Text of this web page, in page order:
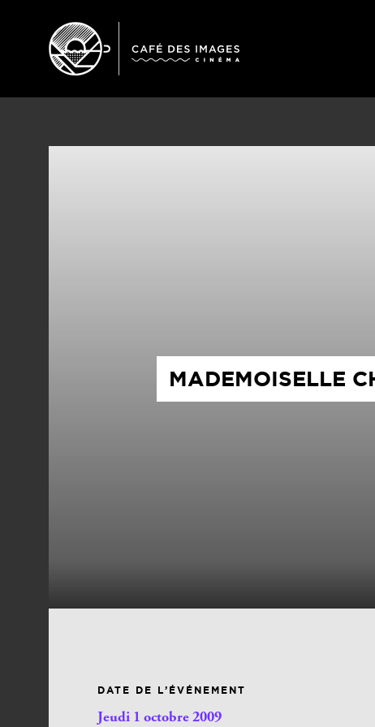
MADEMOISELLE
DATE DE L’ÉVÉNEMENT
Jeudi 1 octobre 2009